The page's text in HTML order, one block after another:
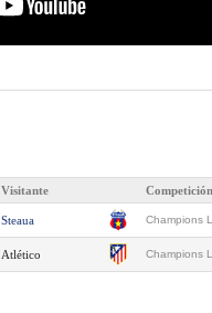
Visitante Competición
Steaua Champions
Atlético Champions